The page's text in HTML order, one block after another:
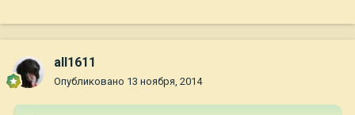
all1611
Опубликовано 13 ноября, 2014